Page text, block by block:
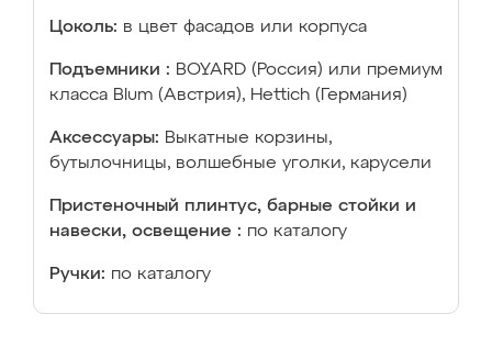
Цоколь: в цвет фасадов или корпуса
Подъемники : BOYARD (Россия) или премиум
класса Blum (Австрия), Hettich (Германия)
Аксессуары: Выкатные корзины,
бутылочницы, волшебные уголки, карусели
Пристеночный плинтус, барные стойки и
навески, освещение : по каталогу
Ручки: по каталогу